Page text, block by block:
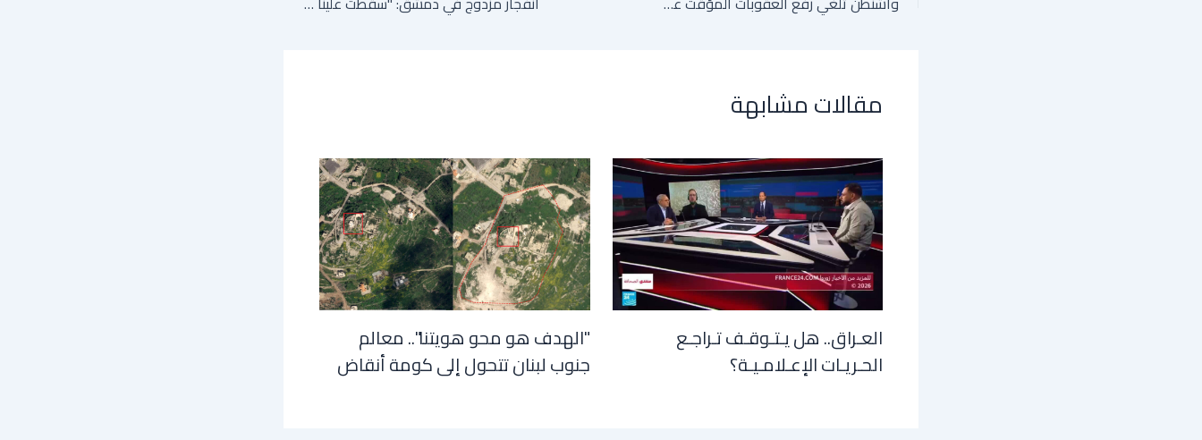
مقالات مشابهة
العـراق.. هل يـتـوقـف تـراجـع
الحـريـات الإعـلامـيـة؟
"الهدف هو محو هويتنا".. معالم
جنوب لبنان تتحول إلى كومة أنقاض